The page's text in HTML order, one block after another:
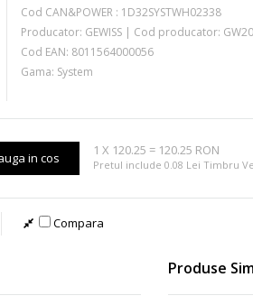
Cod CAN&POWER : 1D32SYSTWH02338
Producator: GEWISS | Cod producator:
Cod EAN: 8011564000056
Gama: System
in cos 1 X 120.25 = 120.25 RON
Pretul include 0.08 Lei Timbru
Compara
Produse